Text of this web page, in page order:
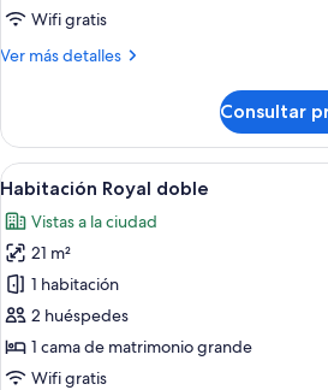
Wifi gratis
Ver más detalles
Más
Twin
Consultar
Abrir
todas
las
fotos
de
Habitación
Royal
doble
Una
5
Habitación Royal doble
Vistas a la ciudad
21 m²
1 habitación
2 huéspedes
1 cama de matrimonio grande
Wifi gratis